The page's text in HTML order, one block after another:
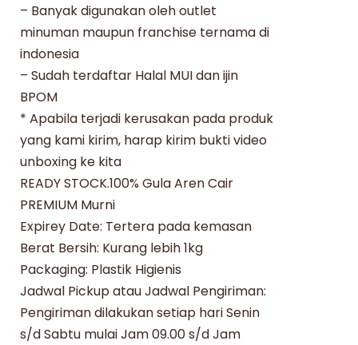
– Banyak digunakan oleh outlet
minuman maupun franchise ternama di
indonesia
– Sudah terdaftar Halal MUI dan ijin
BPOM
* Apabila terjadi kerusakan pada produk
yang kami kirim, harap kirim bukti video
unboxing ke kita
READY STOCK.100% Gula Aren Cair
PREMIUM Murni
Expirey Date: Tertera pada kemasan
Berat Bersih: Kurang lebih 1kg
Packaging: Plastik Higienis
Jadwal Pickup atau Jadwal Pengiriman:
Pengiriman dilakukan setiap hari Senin
s/d Sabtu mulai Jam 09.00 s/d Jam